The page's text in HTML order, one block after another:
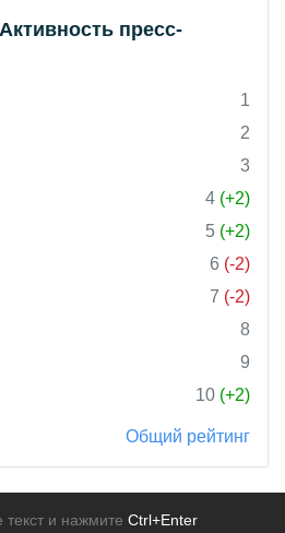
пресс-
1
2
3
4 (+2)
5 (+2)
6 (-2)
7 (-2)
8
9
10 (+2)
Общий рейтинг
и нажмите Ctrl+Enter